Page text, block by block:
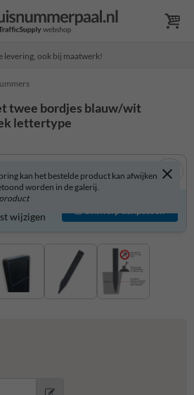
levering, ook bij maatwerk!
twee bordjes blauw/wit
lettertype
kan het bestelde product kan afwijken
worden in de galerij.
wijzigen
Ontwerp aanpassen